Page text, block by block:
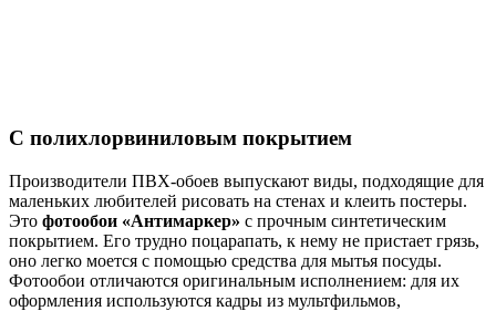
С полихлорвиниловым покрытием
Производители ПВХ-обоев выпускают виды, подходящие для
маленьких любителей рисовать на стенах и клеить постеры.
Это фотообои «Антимаркер» с прочным синтетическим
покрытием. Его трудно поцарапать, к нему не пристает грязь,
оно легко моется с помощью средства для мытья посуды.
Фотообои отличаются оригинальным исполнением: для их
оформления используются кадры из мультфильмов,